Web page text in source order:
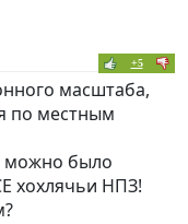
+5
масштаба,
по местным
можно было
хохлячьи НПЗ!